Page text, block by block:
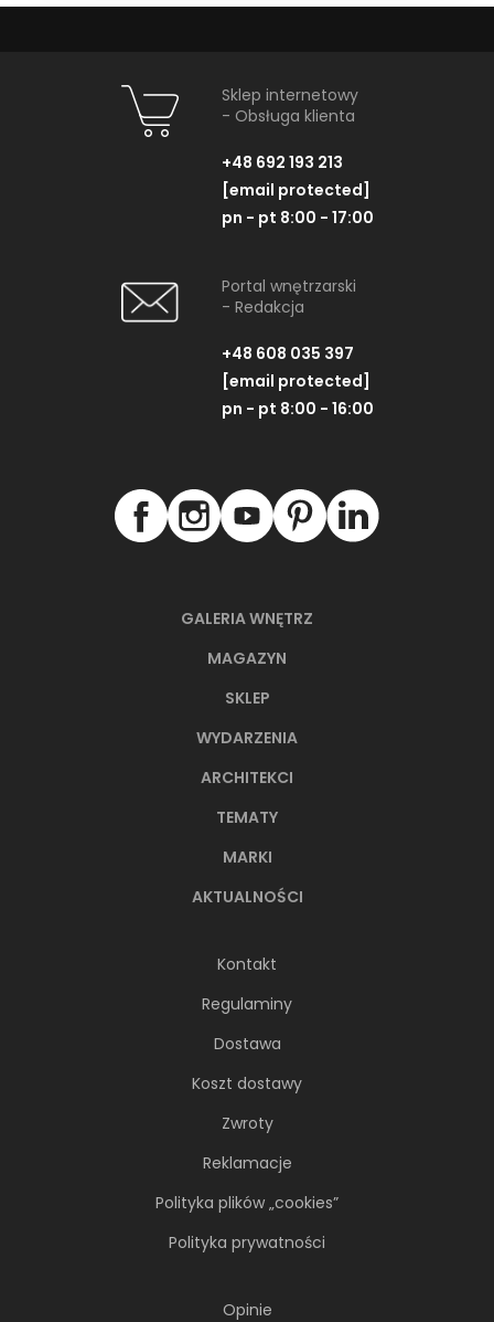
GALERIA WNĘTRZ
MAGAZYN
SKLEP
WYDARZENIA
ARCHITEKCI
TEMATY
MARKI
AKTUALNOŚCI
Kontakt
Regulaminy
Dostawa
Koszt dostawy
Zwroty
Reklamacje
Polityka plików „cookies”
Polityka prywatności
Opinie
Sklep internetowy
- Obsługa klienta
+48 692 193 213
[email protected]
pn - pt 8:00 - 17:00
Portal wnętrzarski
- Redakcja
+48 608 035 397
[email protected]
pn - pt 8:00 - 16:00